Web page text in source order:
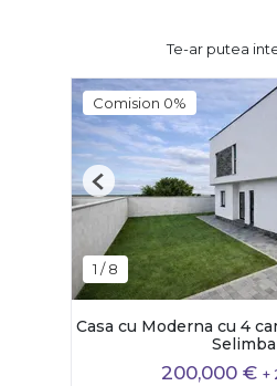
Te-ar putea
Comision 0%
1 /8
Previous
Casa cu Moderna cu 4
200,000 € +